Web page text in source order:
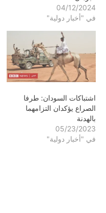
04/12/2024
في "أخبار دولية"
اشتباكات السودان: طرفا
الصراع يؤكدان التزامهما
بالهدنة
05/23/2023
في "أخبار دولية"